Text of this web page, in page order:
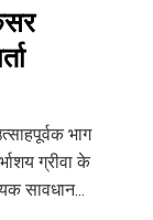
भाग
ग्रीवा के
सावधान...